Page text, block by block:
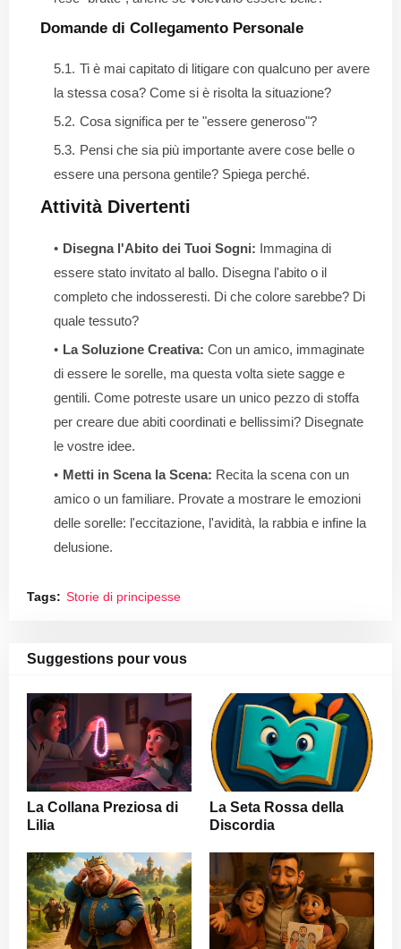
Domande di Collegamento Personale
Ti è mai capitato di litigare con qualcuno per avere
la stessa cosa? Come si è risolta la situazione?
Cosa significa per te "essere generoso"?
Pensi che sia più importante avere cose belle o
essere una persona gentile? Spiega perché.
Attività Divertenti
Disegna l'Abito dei Tuoi Sogni: Immagina di
essere stato invitato al ballo. Disegna l'abito o il
completo che indosseresti. Di che colore sarebbe? Di
quale tessuto?
La Soluzione Creativa: Con un amico, immaginate
di essere le sorelle, ma questa volta siete sagge e
gentili. Come potreste usare un unico pezzo di stoffa
per creare due abiti coordinati e bellissimi? Disegnate
le vostre idee.
Metti in Scena la Scena: Recita la scena con un
amico o un familiare. Provate a mostrare le emozioni
delle sorelle: l'eccitazione, l'avidità, la rabbia e infine la
delusione.
Tags: Storie di principesse
Suggestions pour vous
La Collana Preziosa di
Lilia
La Seta Rossa della
Discordia